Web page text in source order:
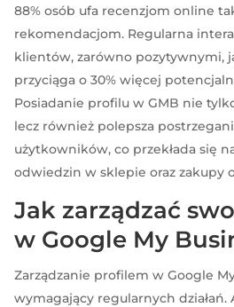
88% osób ufa recenzjom online
rekomendacjom. Regularna
klientów, zarówno pozytywnymi,
przyciąga o 30% więcej
Posiadanie profilu w GMB nie
lecz również polepsza
użytkowników, co przekłada się
odwiedzin w sklepie oraz zakupy
Jak zarządzać
w Google My
Zarządzanie profilem w Google
wymagający regularnych